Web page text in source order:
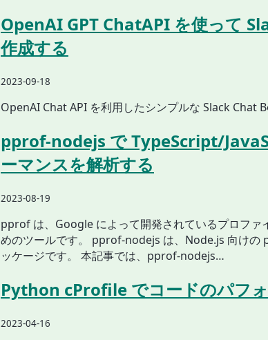
OpenAI GPT ChatAPI を使って
作成する
2023-09-18
OpenAI Chat API を利用したシンプルな Slack Chat
pprof-nodejs で TypeScript/
ーマンスを解析する
2023-08-19
pprof は、Google によって開発されているプロファ
めのツールです。 pprof-nodejs は、Node.js 向けの
ッケージです。 本記事では、pprof-nodejs…
Python cProfile でコードのパフ
2023-04-16